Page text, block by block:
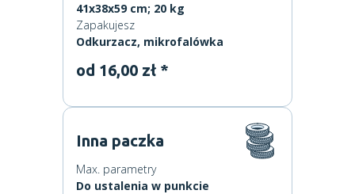
41x38x59 cm; 20 kg
Zapakujesz
Odkurzacz, mikrofalówka
od 16,00 zł *
Inna paczka
Max. parametry
Do ustalenia w punkcie